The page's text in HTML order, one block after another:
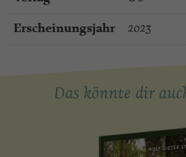
Erscheinungsjahr 2023
Das könnte dir